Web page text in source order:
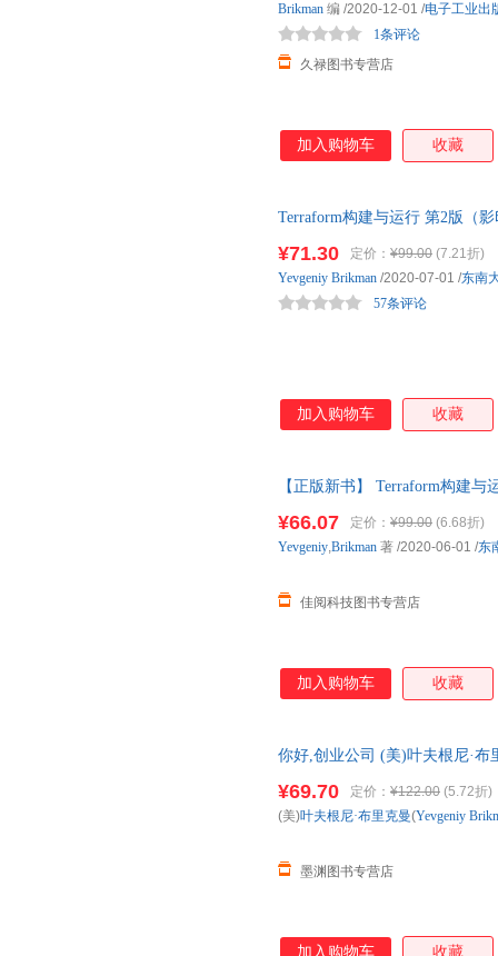
久禄图书专营店
1条评论
Brikman 编 /2020-12-01 /电子工业出
加入购物车 收藏
Terraform构建与运行 第2版（
¥71.30 定价： ¥99.00 (7.21折)
57条评论
Yevgeniy Brikman /2020-07-01 /东南
加入购物车 收藏
【正版新书】 Terraform构建
¥66.07 定价： ¥99.00 (6.68折)
佳阅科技图书专营店
Yevgeniy,Brikman 著 /2020-06-01 /东
加入购物车 收藏
你好,创业公司 (美)叶夫根尼·布
¥69.70 定价： ¥122.00 (5.72折)
墨渊图书专营店
(美)叶夫根尼·布里克曼(Yevgeniy
加入购物车 收藏